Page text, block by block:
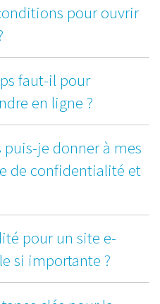
pour ouvrir
faut-il pour
en ligne ?
puis-je donner à mes
de confidentialité et
pour un site e-
si importante ?